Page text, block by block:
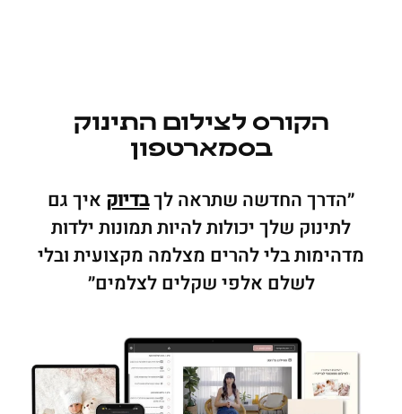
הקורס לצילום התינוק
בסמארטפון
״הדרך החדשה שתראה לךבדיוק איך גם
לתינוק שלך יכולות להיות תמונות ילדות
מדהימות בלי להרים מצלמה מקצועית ובלי
לשלם אלפי שקלים לצלמים״